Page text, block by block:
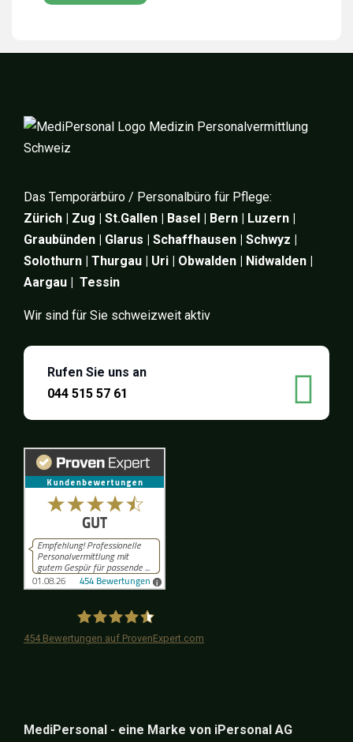
Das Temporärbüro / Personalbüro für Pflege:
Zürich | Zug | St.Gallen | Basel | Bern | Luzern |
Graubünden | Glarus | Schaffhausen | Schwyz |
Solothurn | Thurgau | Uri | Obwalden | Nidwalden |
Aargau | Tessin
Wir sind für Sie schweizweit aktiv
Rufen Sie uns an
044 515 57 61
454Bewertungen auf ProvenExpert.com
MediPersonal - eine Marke von iPersonal AG